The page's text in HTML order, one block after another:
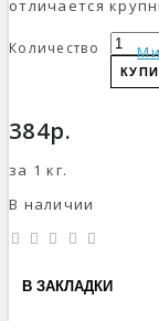
отличается
Количество
384р.
за 1 кг.
В наличии
В ЗАКЛАДКИ